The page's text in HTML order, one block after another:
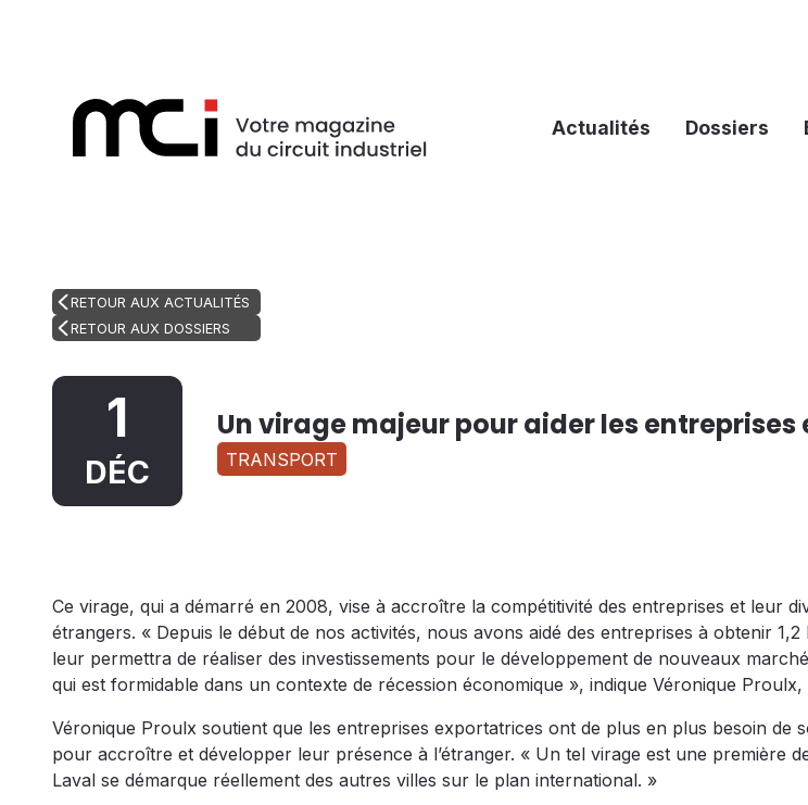
Actualités Dossiers
RETOUR AUX ACTUALITÉS
RETOUR AUX DOSSIERS
1
DÉC
Un virage majeur pour aider les
TRANSPORT
Ce virage, qui a démarré en 2008, vise à accroître la compétitivité des entreprises et leur
étrangers. « Depuis le début de nos activités, nous avons aidé des entreprises à obtenir
leur permettra de réaliser des investissements pour le développement de nouveaux
qui est formidable dans un contexte de récession économique », indique Véronique
Véronique Proulx soutient que les entreprises exportatrices ont de plus en plus besoin de
pour accroître et développer leur présence à l’étranger. « Un tel virage est une première
Laval se démarque réellement des autres villes sur le plan international. »